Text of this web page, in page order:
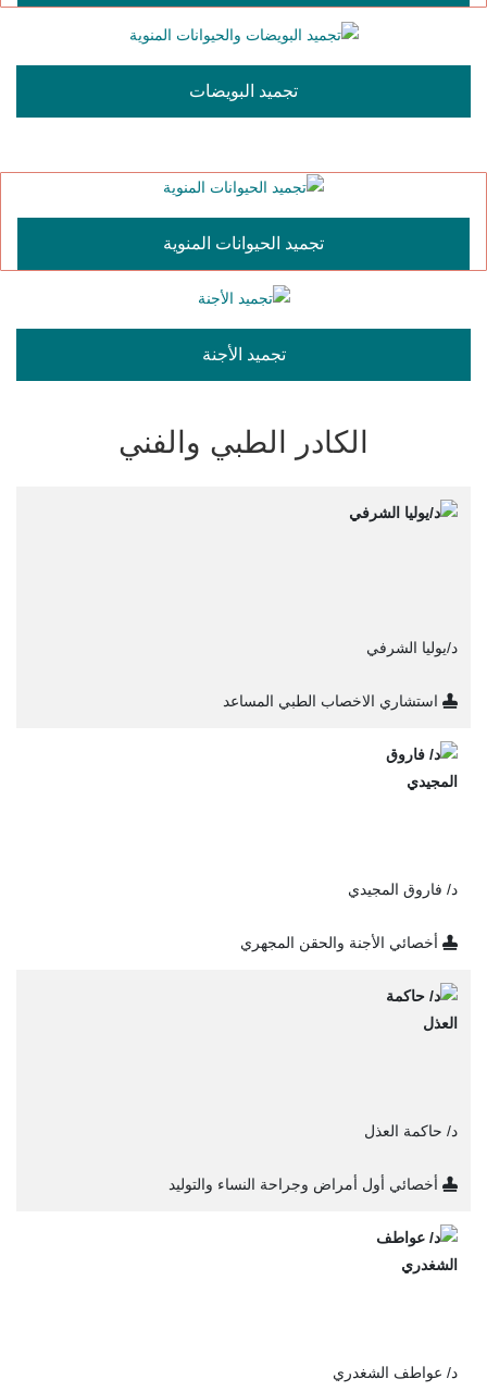
تجميد البويضات
تجميد الحيوانات المنوية
تجميد الأجنة
الكادر الطبي والفني
د/يوليا الشرفي
استشاري الاخصاب الطبي المساعد
د/ فاروق المجيدي
أخصائي الأجنة والحقن المجهري
د/ حاكمة العذل
أخصائي أول أمراض وجراحة النساء والتوليد
د/ عواطف الشغدري